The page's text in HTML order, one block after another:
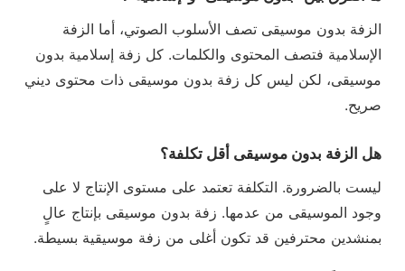
الزفة بدون موسيقى تصف الأسلوب الصوتي، أما الزفة
الإسلامية فتصف المحتوى والكلمات. كل زفة إسلامية بدون
موسيقى، لكن ليس كل زفة بدون موسيقى ذات محتوى ديني
صريح.
هل الزفة بدون موسيقى أقل تكلفة؟
ليست بالضرورة. التكلفة تعتمد على مستوى الإنتاج لا على
وجود الموسيقى من عدمها. زفة بدون موسيقى بإنتاج عالٍ
بمنشدين محترفين قد تكون أغلى من زفة موسيقية بسيطة.